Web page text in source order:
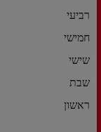
רביעי
חמישי
שישי
שבת
ראשון